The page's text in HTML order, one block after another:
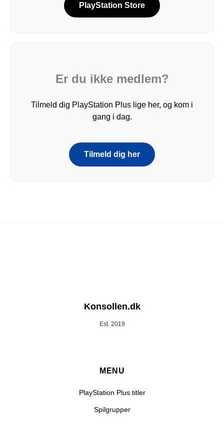
PlayStation Store
Er du ikke medlem?
Tilmeld dig PlayStation Plus lige her, og kom i
gang i dag.
Tilmeld dig her
Konsollen.dk
Est. 2019
MENU
PlayStation Plus titler
Spilgrupper